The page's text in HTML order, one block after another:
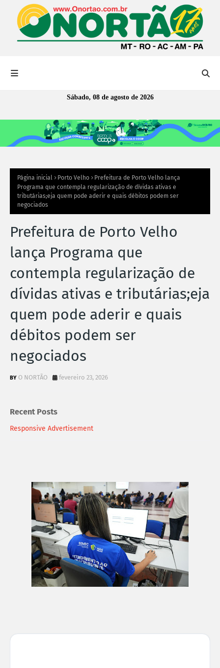
Sábado, 08 de agosto de 2026
Página inicial Porto Velho
Prefeitura de Porto Velho lança
Programa que contempla regularização de dívidas ativas e
tributárias;eja quem pode aderir e quais débitos podem ser
negociados
Prefeitura de Porto Velho
lança Programa que
contempla regularização de
dívidas ativas e tributárias;eja
quem pode aderir e quais
débitos podem ser
negociados
O NORTÃO fevereiro 23, 2026
Recent Posts
Responsive Advertisement